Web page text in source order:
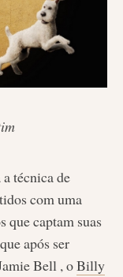
técnica de
com uma
que captam suas
após ser
Bell , oBilly